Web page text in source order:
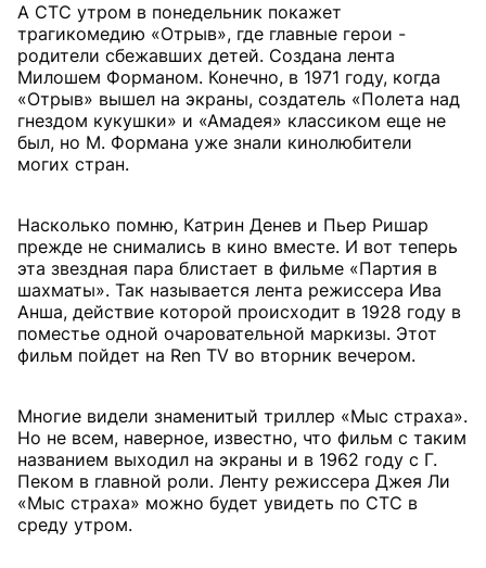
А СТС утром в понедельник покажет
трагикомедию «Отрыв», где главные герои -
родители сбежавших детей. Создана лента
Милошем Форманом. Конечно, в 1971 году, когда
«Отрыв» вышел на экраны, создатель «Полета над
гнездом кукушки» и «Амадея» классиком еще не
был, но М. Формана уже знали кинолюбители
могих стран.
Насколько помню, Катрин Денев и Пьер Ришар
прежде не снимались в кино вместе. И вот теперь
эта звездная пара блистает в фильме «Партия в
шахматы». Так называется лента режиссера Ива
Анша, действие которой происходит в 1928 году в
поместье одной очаровательной маркизы. Этот
фильм пойдет на Ren TV во вторник вечером.
Многие видели знаменитый триллер «Мыс страха».
Но не всем, наверное, известно, что фильм с таким
названием выходил на экраны и в 1962 году с Г.
Пеком в главной роли. Ленту режиссера Джея Ли
«Мыс страха» можно будет увидеть по СТС в
среду утром.